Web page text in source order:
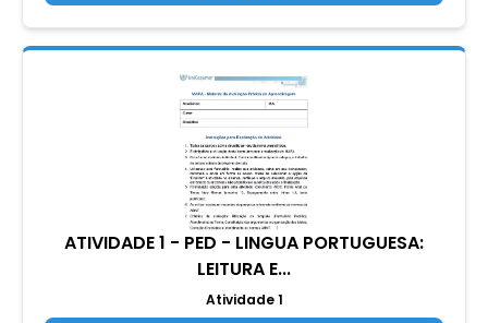
ATIVIDADE 1 - PED - LINGUA PORTUGUESA:
LEITURA E...
Atividade 1